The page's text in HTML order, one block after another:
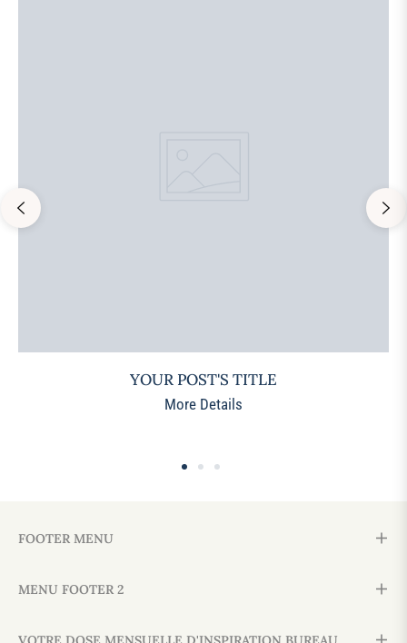
YOUR POST'S TITLE
More Details
FOOTER MENU
MENU FOOTER 2